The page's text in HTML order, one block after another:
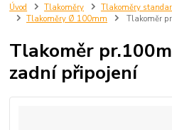
Úvod Tlakoměry Tlakoměry
Tlakoměry Ø 100mm
Tlakoměr
Tlakoměr
zadní připojení